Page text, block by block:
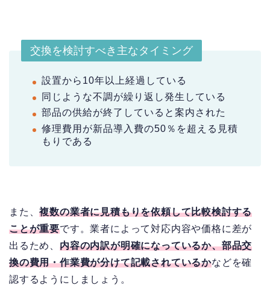
交換を検討すべき主なタイミング
設置から10年以上経過している
同じような不調が繰り返し発生している
部品の供給が終了していると案内された
修理費用が新品導入費の50％を超える見積
もりである
また、複数の業者に見積もりを依頼して比較検討する
ことが重要です。業者によって対応内容や価格に差が
出るため、 内容の内訳が明確になっているか、部品交
換の費用・作業費が分けて記載されているかなどを確
認するようにしましょう。